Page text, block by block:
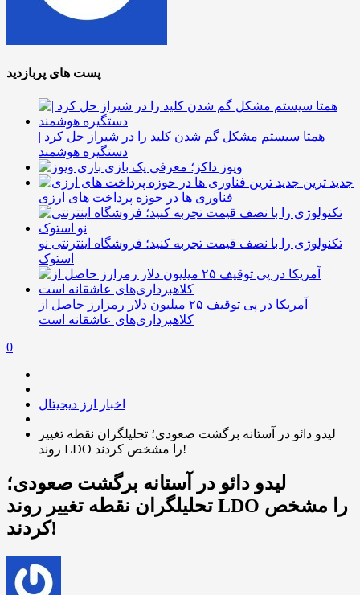
پست های پربازدید
همتا سیستم مشکل گم شدن کلید را در شیراز حل کرد |
دستگیره هوشمند
ویوز داکز؛ معرفی یک بازی
جدید ترین
فناوری ها در حوزه پرداخت های ارزی
تکنولوژی را با نصف قیمت تجربه کنید؛ فروشگاه اینترنتی نو
استوک
آمریکا در پی توقیف ۲۵ میلیون دلار رمزارز حاصل از
کلاهبرداری‌های عاشقانه است
0
اخبار ارز دیجیتال
لیدو دائو در آستانه برگشت صعودی؛ تحلیلگران نقطه تغییر
روند LDO را مشخص کردند!
لیدو دائو در آستانه برگشت صعودی؛
تحلیلگران نقطه تغییر روند LDO را مشخص
کردند!